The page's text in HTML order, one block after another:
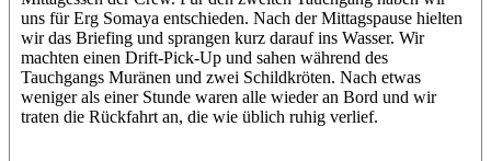
uns für Erg Somaya entschieden. Nach der Mittagspause hielten
wir das Briefing und sprangen kurz darauf ins Wasser. Wir
machten einen Drift-Pick-Up und sahen während des
Tauchgangs Muränen und zwei Schildkröten. Nach etwas
weniger als einer Stunde waren alle wieder an Bord und wir
traten die Rückfahrt an, die wie üblich ruhig verlief.